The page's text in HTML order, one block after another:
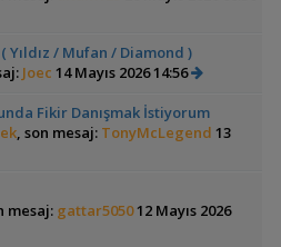
Yıldız / Mufan / Diamond )
Joec 14 Mayıs 2026 14:56
Fikir Danışmak İstiyorum
, son mesaj: TonyMcLegend 13
mesaj: gattar505012 Mayıs 2026